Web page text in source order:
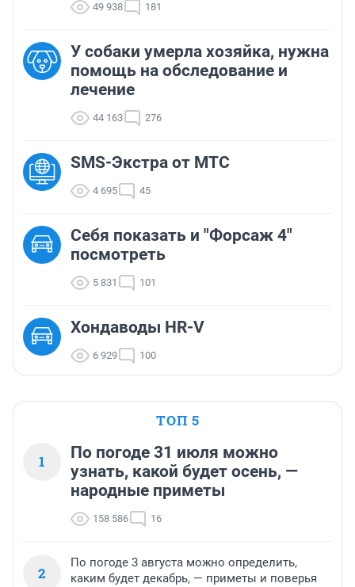
49 938 181
У собаки умерла хозяйка, нужна
помощь на обследование и
лечение
44 163 276
SMS-Экстра от МТС
4 695 45
Себя показать и "Форсаж 4"
посмотреть
5 831 101
Хондаводы HR-V
6 929 100
ТОП 5
1
По погоде 31 июля можно
узнать, какой будет осень, —
народные приметы
158 586 16
2
По погоде 3 августа можно определить,
каким будет декабрь, — приметы и поверья